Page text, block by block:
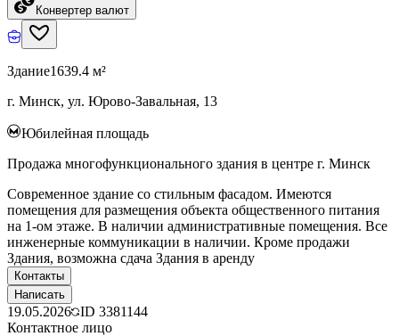
Конвертер валют
Здание1639.4 м²
г. Минск, ул. Юрово-Завальная, 13
Юбилейная площадь
Продажа многофункционального здания в центре г. Минск
Современное здание со стильным фасадом. Имеются
помещения для размещения объекта общественного питания
на 1-ом этаже. В наличии административные помещения. Все
инженерные коммуникации в наличии. Кроме продажи
Здания, возможна сдача Здания в аренду
Контакты
Написать
19.05.2026 ID 3381144
Контактное лицо